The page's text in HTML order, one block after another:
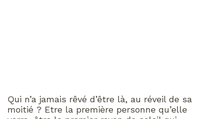
Qui n’a jamais rêvé d’être là, au réveil de sa
moitié ? Etre la première personne qu’elle